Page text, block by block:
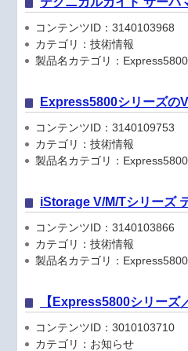
コンテンツID：3140103968
カテゴリ：技術情報
製品名カテゴリ：
Express5800シリーズの
コンテンツID：3140109753
カテゴリ：技術情報
製品名カテゴリ：
iStorage V/M/Tシリーズ
コンテンツID：3140103866
カテゴリ：技術情報
製品名カテゴリ：
【Express5800シリー
コンテンツID：3010103710
カテゴリ：お知らせ